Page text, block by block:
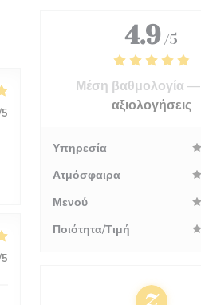
4.9 /5
Μέση βαθμολογία —
αξιολογήσεις
Υπηρεσία
Ατμόσφαιρα
Μενού
Ποιότητα/Τιμή